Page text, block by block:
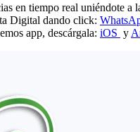
en tiempo real uniéndote a
Digital dando click:
app, descárgala: iOS y